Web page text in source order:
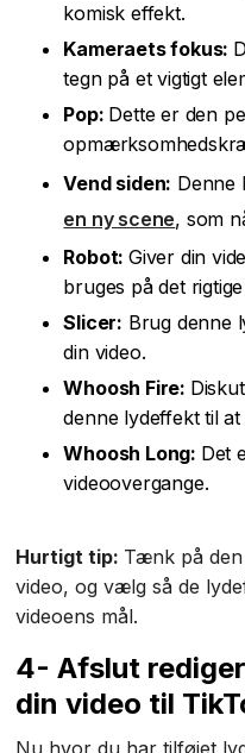
komisk effekt.
Kameraets fokus:
tegn på et vigtigt
Pop: Dette er den
Vend siden: Denne
en ny scene, som
Robot:Giver din
bruges på det
Slicer: Brug denne
din video.
Whoosh Fire:
denne lydeffekt til
Whoosh Long: Det
videoovergange.
Hurtigt tip: Tænk på
video, og vælg så de
videoens mål.
4- Afslut
din video til